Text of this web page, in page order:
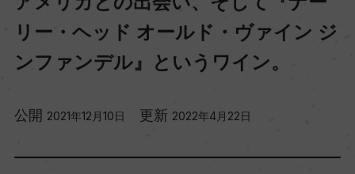
リー・ヘッド オールド・ヴァイン ジ
ンファンデル』というワイン。
公開 2021年12月10日 更新 2022年4月22日